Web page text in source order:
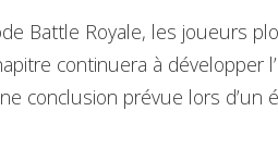
Battle Royale, les joueurs
continuera à développer
conclusion prévue lors